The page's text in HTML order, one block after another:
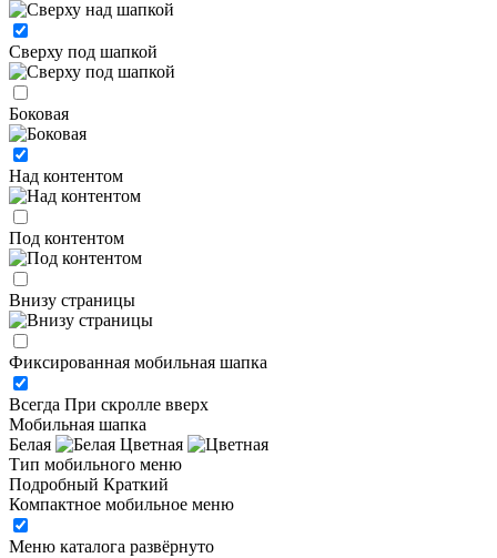
Сверху под шапкой
Боковая
Над контентом
Под контентом
Внизу страницы
Фиксированная мобильная шапка
Всегда При скролле вверх
Мобильная шапка
Белая
Цветная
Тип мобильного меню
Подробный Краткий
Компактное мобильное меню
Меню каталога развёрнуто